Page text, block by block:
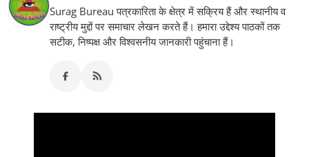
Surag Bureau पत्रकारिता के क्षेत्र में सक्रिय हैं और स्थानीय व
राष्ट्रीय मुद्दों पर समाचार लेखन करते हैं। हमारा उद्देश्य पाठकों तक
सटीक, निष्पक्ष और विश्वसनीय जानकारी पहुंचाना हैं।